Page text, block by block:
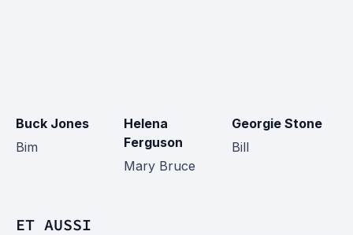
Buck Jones
Bim
Helena
Ferguson
Mary Bruce
Georgie Stone
Bill
ET AUSSI